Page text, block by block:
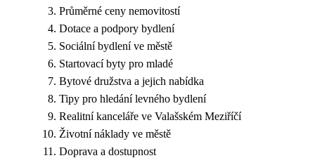
Průměrné ceny nemovitostí
Dotace a podpory bydlení
Sociální bydlení ve městě
Startovací byty pro mladé
Bytové družstva a jejich nabídka
Tipy pro hledání levného bydlení
Realitní kanceláře ve Valašském Meziříčí
Životní náklady ve městě
Doprava a dostupnost